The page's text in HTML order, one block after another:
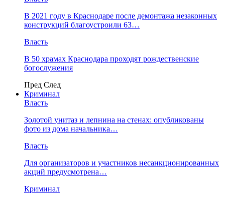
В 2021 году в Краснодаре после демонтажа незаконных
конструкций благоустроили 63…
Власть
В 50 храмах Краснодара проходят рождественские
богослужения
Пред След
Криминал
Власть
​Золотой унитаз и лепнина на стенах: опубликованы
фото из дома начальника…
Власть
Для организаторов и участников несанкционированных
акций предусмотрена…
Криминал